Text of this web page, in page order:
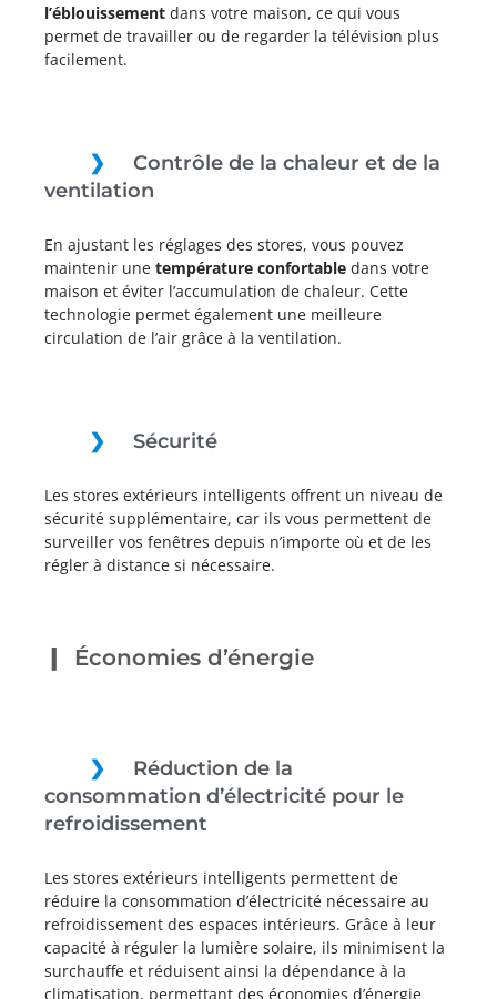
l’éblouissement dans votre maison, ce qui vous
permet de travailler ou de regarder la télévision plus
facilement.
Contrôle de la chaleur et de la
ventilation
En ajustant les réglages des stores, vous pouvez
maintenir une température confortable dans votre
maison et éviter l’accumulation de chaleur. Cette
technologie permet également une meilleure
circulation de l’air grâce à la ventilation.
Sécurité
Les stores extérieurs intelligents offrent un niveau de
sécurité supplémentaire, car ils vous permettent de
surveiller vos fenêtres depuis n’importe où et de les
régler à distance si nécessaire.
Économies d’énergie
Réduction de la
consommation d’électricité pour le
refroidissement
Les stores extérieurs intelligents permettent de
réduire la consommation d’électricité nécessaire au
refroidissement des espaces intérieurs. Grâce à leur
capacité à réguler la lumière solaire, ils minimisent la
surchauffe et réduisent ainsi la dépendance à la
climatisation, permettant des économies d’énergie